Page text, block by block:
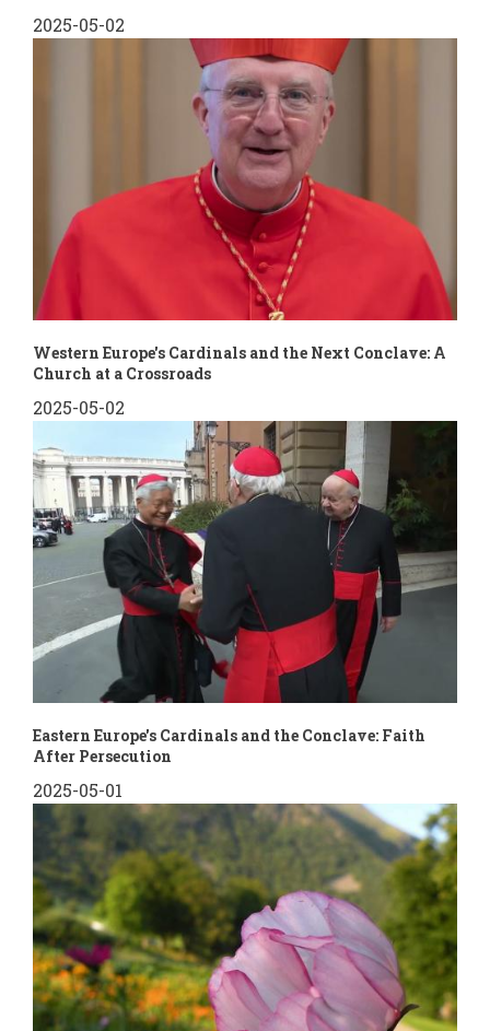
2025-05-02
Western Europe's Cardinals and the Next Conclave: A
Church at a Crossroads
2025-05-02
Eastern Europe's Cardinals and the Conclave: Faith
After Persecution
2025-05-01